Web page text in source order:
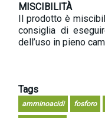
MISCIBILITÀ
Il prodotto è
consiglia di
dell’uso in pieno
Tags
amminoacidi fosforo